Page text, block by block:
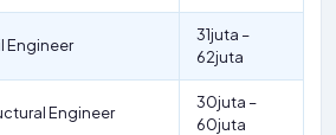
Engineer
31juta –
62juta
Engineer
30juta –
60juta